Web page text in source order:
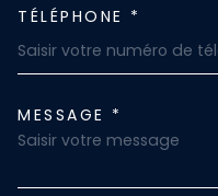
TÉLÉPHONE *
MESSAGE *